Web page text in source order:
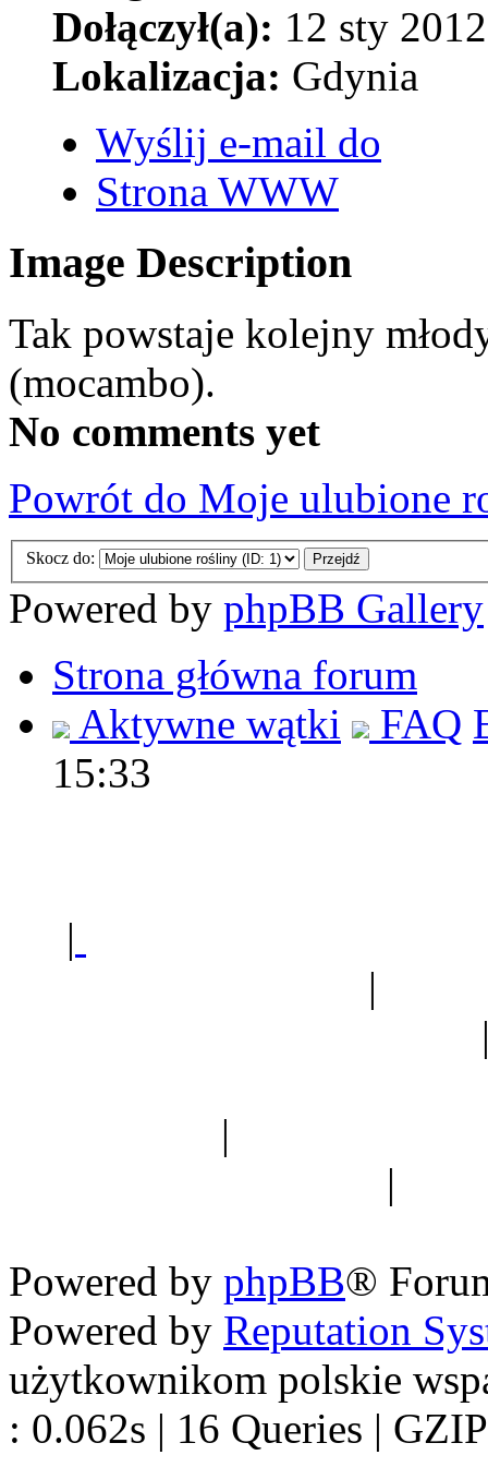
Dołączył(a): 12 sty
Lokalizacja: Gdynia
Wyślij e-mail do
Strona WWW
Image Description
Tak powstaje kolejny
(mocambo).
No comments yet
Powrót do Moje ulubione
Skocz do:
Powered by phpBB Gallery
Strona główna forum
Aktywne wątki
FAQ
15:33
|
|
|
|
Powered by phpBB®
Powered by Reputation
użytkownikom polskie
: 0.062s | 16 Queries |